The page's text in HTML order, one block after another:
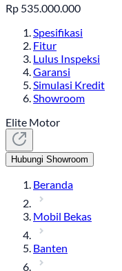
Rp 535.000.000
Spesifikasi
Fitur
Lulus Inspeksi
Garansi
Simulasi Kredit
Showroom
Elite Motor
Hubungi Showroom
Beranda
Mobil Bekas
Banten